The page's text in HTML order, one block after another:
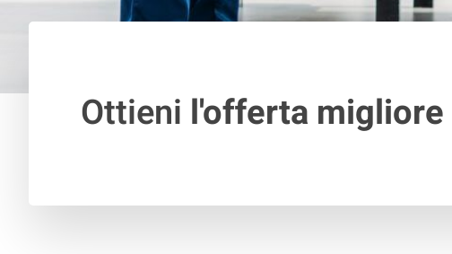
Ottieni l'offerta migliore